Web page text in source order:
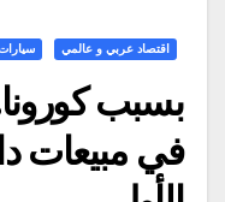
اقتصاد عربي و عالمي
بسبب
في مبيعات